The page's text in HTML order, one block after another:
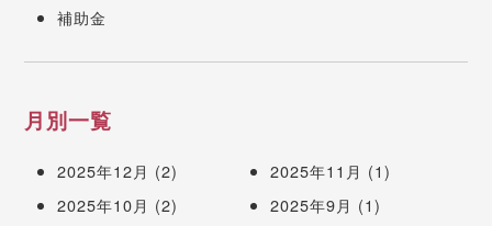
補助金
月別一覧
2025年12月 (2) 2025年11月 (1)
2025年10月 (2) 2025年9月 (1)